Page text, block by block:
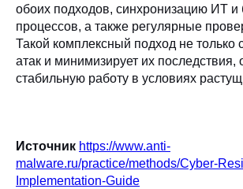
обоих подходов, синхронизацию ИТ и
процессов, а также регулярные
Такой комплексный подход не только
атак и минимизирует их последствия,
стабильную работу в условиях
Источник https://www.anti-
malware.ru/practice/methods/Cyber-
Implementation-Guide